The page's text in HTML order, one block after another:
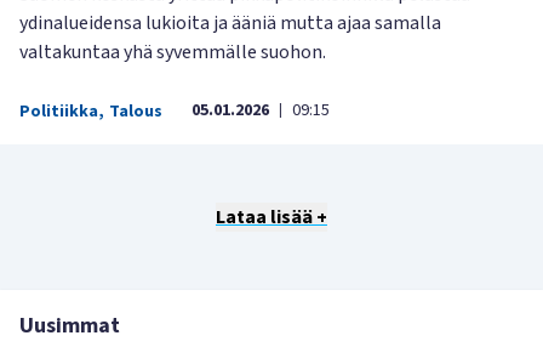
ydinalueidensa lukioita ja ääniä mutta ajaa samalla
valtakuntaa yhä syvemmälle suohon.
Politiikka, Talous 05.01.2026 | 09:15
Lataa lisää +
Uusimmat